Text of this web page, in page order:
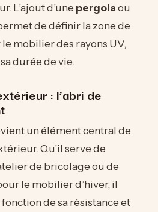
L’ajout d’une pergolaou
de définir la zone de
mobilier des rayons UV,
durée de vie.
: l’abri de
un élément central de
Qu’il serve de
de bricolage ou de
le mobilier d’hiver, il
de sa résistance et